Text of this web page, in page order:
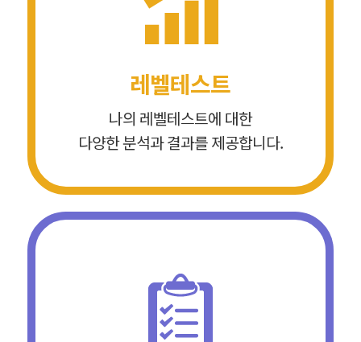
레벨테스트
나의 레벨테스트에 대한
다양한 분석과 결과를 제공합니다.